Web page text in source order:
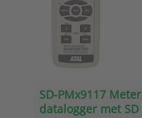
SD-PMx9117
datalogger met SD